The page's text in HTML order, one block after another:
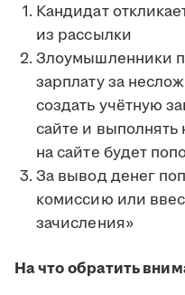
Кандидат
из рассылки
Злоумышленники
зарплату за
создать учётную
сайте и выполнять
на сайте будет
За вывод денег
комиссию или
зачисления»
На что обратить